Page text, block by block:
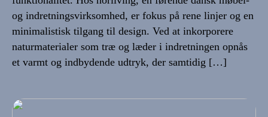
og indretningsvirksomhed, er fokus på rene linjer og en
minimalistisk tilgang til design. Ved at inkorporere
naturmaterialer som træ og læder i indretningen opnås
et varmt og indbydende udtryk, der samtidig […]